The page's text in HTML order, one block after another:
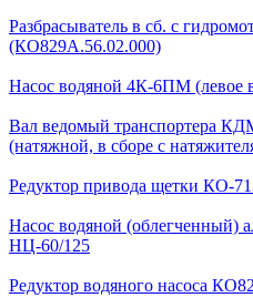
Разбрасыватель в сб. с
(КО829А.56.02.000)
Насос водяной 4К-6ПМ (левое
Вал ведомый транспортера
(натяжной, в сборе с
Редуктор привода щетки КО-
Насос водяной (облегченный)
НЦ-60/125
Редуктор водяного насоса